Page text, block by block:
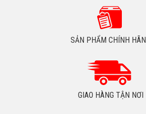
SẢN PHẨM CHÍNH
GIAO HÀNG TẬN NƠI